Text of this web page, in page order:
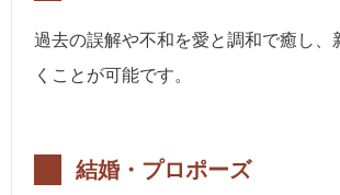
過去の誤解や不和を愛と調和で癒し、
くことが可能です。
結婚・プロポーズ